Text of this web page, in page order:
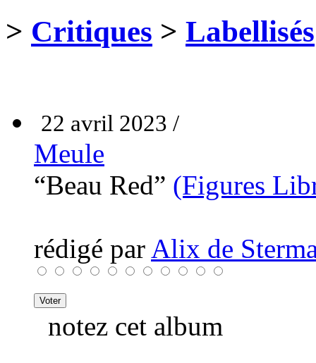
> Critiques > Labellisés
22 avril 2023 /
Meule
“Beau Red” (Figures
rédigé par Alix de
notez cet album